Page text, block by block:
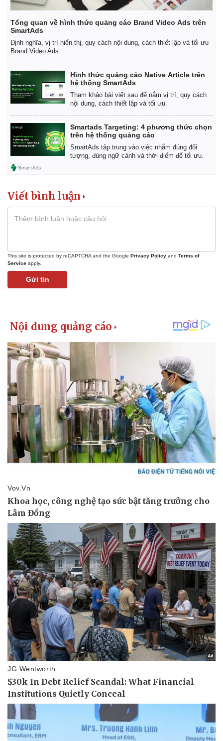
Khởi nghiệp
Thị trường
Tỷ giá
Giá cà phê
Tổng quan về hình thức quảng cáo Brand Video Ads trên
SmartAds
Định nghĩa, vị trí hiển thị, quy cách nội dung, cách thiết lập và tối ưu
Brand Video Ads.
Hình thức quảng cáo Native Article trên
hệ thống SmartAds
Tham khảo bài viết sau để nắm vị trí, quy cách
nội dung, cách thiết lập và tối ưu.
Smartads Targeting: 4 phương thức chọn
trên hệ thống quảng cáo
SmartAds tập trung vào việc nhắm đúng đối
tượng, đúng ngữ cảnh và thời điểm để tối ưu.
Viết bình luận
This site is protected by reCAPTCHA and the Google Privacy Policy and Terms of
Service apply.
Gửi tin